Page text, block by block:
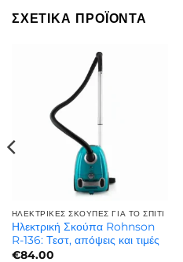
ΣΧΕΤΙΚΆ ΠΡΟΪΌΝΤΑ
ΗΛΕΚΤΡΙΚΈΣ ΣΚΟΎΠΕΣ ΓΙΑ ΤΟ ΣΠΊΤΙ
Ηλεκτρική Σκούπα Rohnson
R-136: Τεστ, απόψεις και τιμές
€84.00